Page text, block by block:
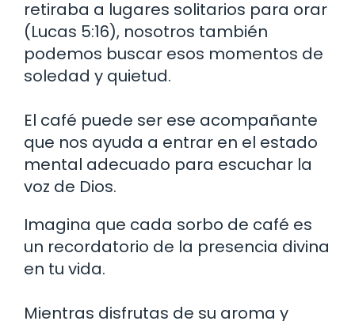
retiraba a lugares solitarios para orar
(Lucas 5:16), nosotros también
podemos buscar esos momentos de
soledad y quietud.
El café puede ser ese acompañante
que nos ayuda a entrar en el estado
mental adecuado para escuchar la
voz de Dios.
Imagina que cada sorbo de café es
un recordatorio de la presencia divina
en tu vida.
Mientras disfrutas de su aroma y